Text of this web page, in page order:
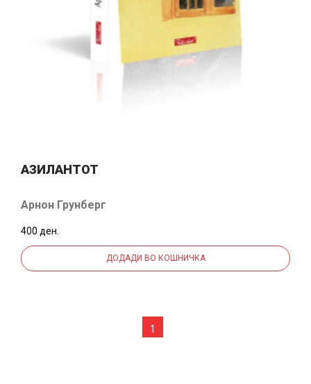
АЗИЛАНТОТ
Арнон Грунберг
400 ден.
ДОДАДИ ВО КОШНИЧКА
1